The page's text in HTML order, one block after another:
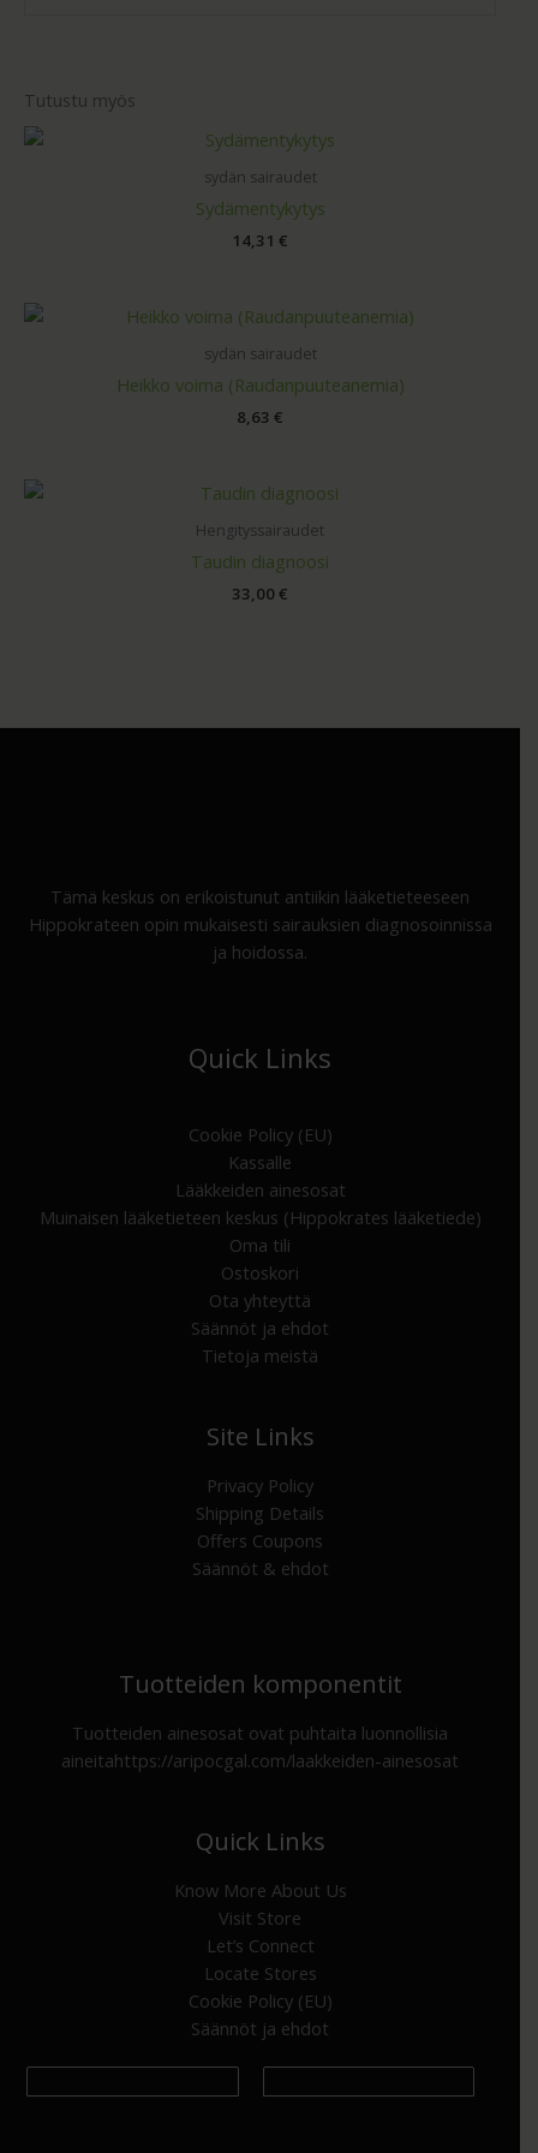
Tutustu myös
sydän sairaudet
Sydämentykytys
14,31 €
sydän sairaudet
Heikko voima (Raudanpuuteanemia)
8,63 €
Hengityssairaudet
Taudin diagnoosi
33,00€
Tämä keskus on erikoistunut antiikin lääketieteeseen
Hippokrateen opin mukaisesti sairauksien diagnosoinnissa
ja hoidossa.
Quick Links
Cookie Policy (EU)
Kassalle
Lääkkeiden ainesosat
Muinaisen lääketieteen keskus (Hippokrates lääketiede)
Oma tili
Ostoskori
Ota yhteyttä
Säännöt ja ehdot
Tietoja meistä
Site Links
Privacy Policy
Shipping Details
Offers Coupons
Säännöt & ehdot
Tuotteiden komponentit
Tuotteiden ainesosat ovat puhtaita luonnollisia
aineitahttps://aripocgal.com/laakkeiden-ainesosat
Quick Links
Know More About Us
Visit Store
Let’s Connect
Locate Stores
Cookie Policy (EU)
Säännöt ja ehdot